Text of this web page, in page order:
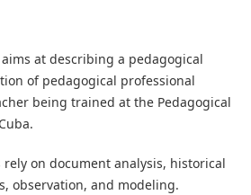
at describing a pedagogical
of pedagogical professional
being trained at the Pedagogical
rely on document analysis, historical
observation, and modeling.